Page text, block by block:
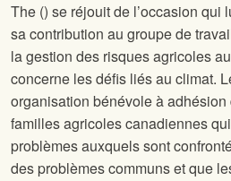
The () se réjouit de l’occasion qui
sa contribution au groupe de
la gestion des risques agricoles
concerne les défis liés au climat.
organisation bénévole à
familles agricoles canadiennes
problèmes auxquels sont
des problèmes communs et que